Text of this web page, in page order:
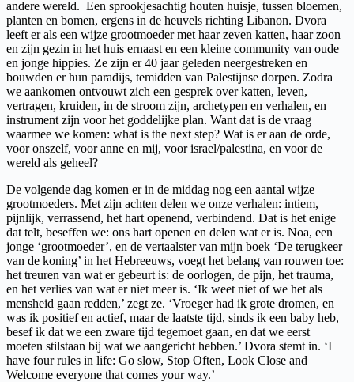
andere wereld. Een sprookjesachtig houten huisje, tussen bloemen,
planten en bomen, ergens in de heuvels richting Libanon. Dvora
leeft er als een wijze grootmoeder met haar zeven katten, haar zoon
en zijn gezin in het huis ernaast en een kleine community van oude
en jonge hippies. Ze zijn er 40 jaar geleden neergestreken en
bouwden er hun paradijs, temidden van Palestijnse dorpen. Zodra
we aankomen ontvouwt zich een gesprek over katten, leven,
vertragen, kruiden, in de stroom zijn, archetypen en verhalen, en
instrument zijn voor het goddelijke plan. Want dat is de vraag
waarmee we komen: what is the next step? Wat is er aan de orde,
voor onszelf, voor anne en mij, voor israel/palestina, en voor de
wereld als geheel?
De volgende dag komen er in de middag nog een aantal wijze
grootmoeders. Met zijn achten delen we onze verhalen: intiem,
pijnlijk, verrassend, het hart openend, verbindend. Dat is het enige
dat telt, beseffen we: ons hart openen en delen wat er is. Noa, een
jonge ‘grootmoeder’, en de vertaalster van mijn boek ‘De terugkeer
van de koning’ in het Hebreeuws, voegt het belang van rouwen toe:
het treuren van wat er gebeurt is: de oorlogen, de pijn, het trauma,
en het verlies van wat er niet meer is. ‘Ik weet niet of we het als
mensheid gaan redden,’ zegt ze. ‘Vroeger had ik grote dromen, en
was ik positief en actief, maar de laatste tijd, sinds ik een baby heb,
besef ik dat we een zware tijd tegemoet gaan, en dat we eerst
moeten stilstaan bij wat we aangericht hebben.’ Dvora stemt in. ‘I
have four rules in life: Go slow, Stop Often, Look Close and
Welcome everyone that comes your way.’